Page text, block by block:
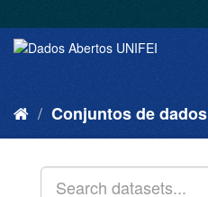
Conjuntos de dados